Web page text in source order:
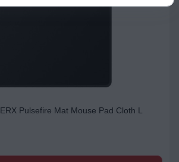
Pulsefire Mat Mouse Pad Cloth L